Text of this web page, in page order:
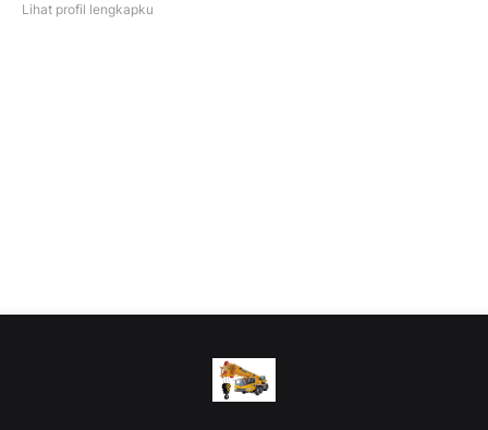
Lihat profil lengkapku